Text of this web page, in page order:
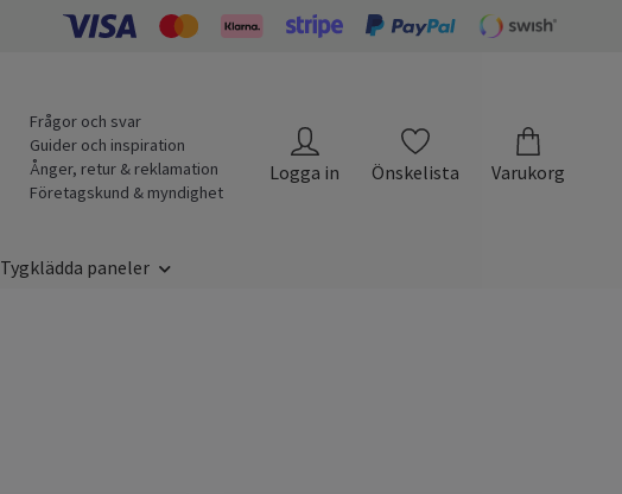
Frågor och svar
Guider och inspiration
Ånger, retur & reklamation
Företagskund & myndighet
Logga in Önskelista Varukorg
Tygklädda paneler